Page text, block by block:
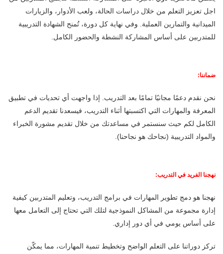
اجل تعزيز التعلم من خلال دراسات الحالة، ولعب الأدوار، والزيارات
الميدانية والتمارين العملية. وفي نهاية كل دورة، تُمنح الشهادة التدريبية
للمتدربين على أساس المشاركة النشطة والحضور الكامل.
ضماننا:
نحن نقدم دعمًا مجانيًا تمامًا بعد التدريب. إذا واجهت أي تحديات في تطبيق
المعرفة والمهارات التي اكتسبتها أثناء التدريب، فيسعدنا تقديم الدعم
الكامل لكم حيث سنستمر في مساعدتك من خلال تقديم مشورة الخبراء
والمواد التدريبية (نجاحك هو نجاحنا).
نهجنا الفريد في التدريب:
نهجنا هو دمج تطوير المهارات في برامج التدريب، وتعليم المتدربين كيفية
إدارة مجموعة من المشاكل النموذجية لتلك التي تحتاج إلى التعامل معها
على أساس يومي في أي دور إداري.
تركز دوراتنا على التعلم الواضح وتخطيط تنمية المهارات، مما يمكّن